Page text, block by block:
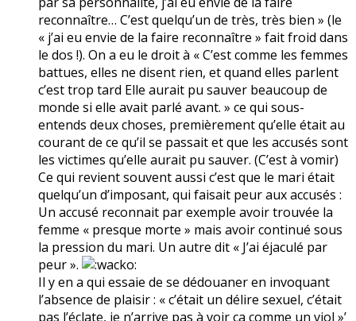
reconnaître… C’est quelqu’un de très, très bien » (le
« j’ai eu envie de la faire reconnaître » fait froid dans
le dos !). On a eu le droit à « C’est comme les femmes
battues, elles ne disent rien, et quand elles parlent
c’est trop tard Elle aurait pu sauver beaucoup de
monde si elle avait parlé avant. » ce qui sous-
entends deux choses, premièrement qu’elle était au
courant de ce qu’il se passait et que les accusés sont
les victimes qu’elle aurait pu sauver. (C’est à vomir)
Ce qui revient souvent aussi c’est que le mari était
quelqu’un d’imposant, qui faisait peur aux accusés :
Un accusé reconnait par exemple avoir trouvée la
femme « presque morte » mais avoir continué sous
la pression du mari. Un autre dit « J’ai éjaculé par
peur ».
Il y en a qui essaie de se dédouaner en invoquant
l’absence de plaisir : « c’était un délire sexuel, c’était
pas l’éclate, je n’arrive pas à voir ça comme un viol »’